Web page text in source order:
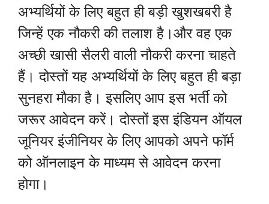
अभ्यर्थियों के लिए बहुत ही बड़ी खुशखबरी है
जिन्हें एक नौकरी की तलाश है।और वह एक
अच्छी खासी सैलरी वाली नौकरी करना चाहते
हैं। दोस्तों यह अभ्यर्थियों के लिए बहुत ही बड़ा
सुनहरा मौका है। इसलिए आप इस भर्ती को
जरूर आवेदन करें। दोस्तों इस इंडियन ऑयल
जूनियर इंजीनियर के लिए आपको अपने फॉर्म
को ऑनलाइन के माध्यम से आवेदन करना
होगा।